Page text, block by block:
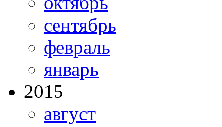
сентябрь
февраль
январь
2015
август